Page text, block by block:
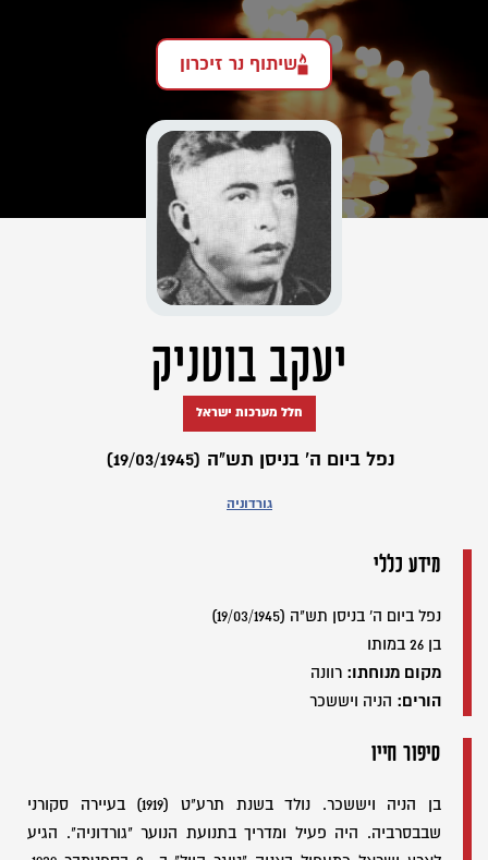
שיתוף נר זיכרון
יעקב בוטניק
חלל מערכות ישראל
נפל ביום ה' בניסן תש"ה (19/03/1945)
גורדוניה
מידע כללי
נפל ביום ה' בניסן תש"ה (19/03/1945)
בן 26 במותו
מקום מנוחתו: רוונה
הורים: הניה ויששכר
סיפור חייו
בן הניה ויששכר. נולד בשנת תרע"ט (1919) בעיירה סקורני
שבבסרביה. היה פעיל ומדריך בתנועת הנוער "גורדוניה". הגיע